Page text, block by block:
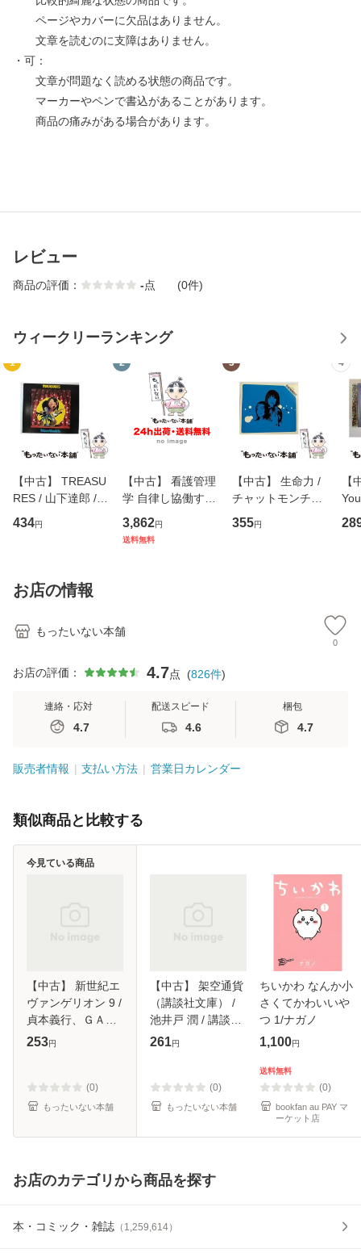
ページやカバーに欠品はありません。
文章を読むのに支障はありません。
・可：
文章が問題なく読める状態の商品です。
マーカーやペンで書込があることがあります。
商品の痛みがある場合があります。
レビュー
商品の評価： -点 (0件)
ウィークリーランキング
1
【中古】 TREASU
RES / 山下達郎 /
イーストウエス
ト・ジャパン [CD]
434円
2
【中古】 看護管理
学 自律し協働する
専門職の看護マネ
ジメントスキル 改
3,862円
送料無料
3
【中古】 生命力 /
チャットモンチー /
キューンレコード
[CD]【メール便送
355円
4
【
のが
お店の情報
もったいない本舗
0
お店の評価： 4.7点 (826件)
連絡・応対
4.7
配送スピード
4.6
梱包
4.7
販売者情報 支払い方法 営業日カレンダー
類似商品と比較する
【中古】 新世紀エ
ヴァンゲリオン 9 /
貞本義行、ＧＡＩ
ＮＡＸ /
料無料】
253円
(0)
もったいない本舗
今見ている商品
【中古】 架空通貨
（講談社文庫） /
池井戸 潤 / 講談社
[文庫]【メール便送
261円
(0)
もったいない本舗
ちいかわ なんか小
さくてかわいいや
つ 1/ナガノ
1,100円
送料無料
(0)
bookfan au PAY マ
ーケット店
お店のカテゴリから商品を探す
本・コミック・雑誌 （ 1,259,614）